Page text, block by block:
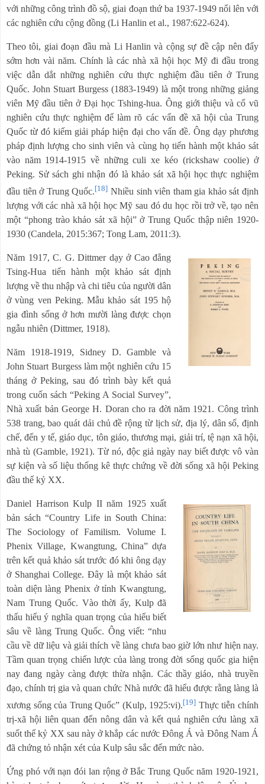
với những công trình đồ sộ, giai đoạn thứ ba 1937-1949 nổi lên với
các nghiên cứu cộng đồng (Li Hanlin et al., 1987:622-624).
Theo tôi, giai đoạn đầu mà Li Hanlin và cộng sự đề cập nên đẩy
sớm hơn vài năm. Chính là các nhà xã hội học Mỹ đi đầu trong
việc dẫn dắt những nghiên cứu thực nghiệm đầu tiên ở Trung
Quốc. John Stuart Burgess (1883-1949) là một trong những giảng
viên Mỹ đầu tiên ở Đại học Tshing-hua. Ông giới thiệu và cổ vũ
nghiên cứu thực nghiệm để làm rõ các vấn đề xã hội của Trung
Quốc từ đó kiếm giải pháp hiện đại cho vấn đề. Ông dạy phương
pháp định lượng cho sinh viên và cùng họ tiến hành một khảo sát
vào năm 1914-1915 về những culi xe kéo (rickshaw coolie) ở
Peking. Sử sách ghi nhận đó là khảo sát xã hội học thực nghiệm
đầu tiên ở Trung Quốc.[18] Nhiều sinh viên tham gia khảo sát định
lượng với các nhà xã hội học Mỹ sau đó du học rồi trở về, tạo nên
một “phong trào khảo sát xã hội” ở Trung Quốc thập niên 1920-
1930 (Candela, 2015:367; Tong Lam, 2011:3).
Năm 1917, C. G. Dittmer dạy ở Cao đẳng
Tsing-Hua tiến hành một khảo sát định
lượng về thu nhập và chi tiêu của người dân
ở vùng ven Peking. Mẫu khảo sát 195 hộ
gia đình sống ở hơn mười làng được chọn
ngẫu nhiên (Dittmer, 1918).
Năm 1918-1919, Sidney D. Gamble và
John Stuart Burgess làm một nghiên cứu 15
tháng ở Peking, sau đó trình bày kết quả
trong cuốn sách “Peking A Social Survey”,
Nhà xuất bản George H. Doran cho ra đời năm 1921. Công trình
538 trang, bao quát dải chủ đề rộng từ lịch sử, địa lý, dân số, định
chế, đến y tế, giáo dục, tôn giáo, thương mại, giải trí, tệ nạn xã hội,
nhà tù (Gamble, 1921). Từ nó, độc giả ngày nay biết được vô vàn
sự kiện và số liệu thống kê thực chứng về đời sống xã hội Peking
đầu thế kỷ XX.
Daniel Harrison Kulp II năm 1925 xuất
bản sách “Country Life in South China:
The Sociology of Familism. Volume I.
Phenix Village, Kwangtung, China” dựa
trên kết quả khảo sát trước đó khi ông dạy
ở Shanghai College. Đây là một khảo sát
toàn diện làng Phenix ở tỉnh Kwangtung,
Nam Trung Quốc. Vào thời ấy, Kulp đã
thấu hiểu ý nghĩa quan trọng của hiểu biết
sâu về làng Trung Quốc. Ông viết: “nhu
cầu về dữ liệu và giải thích về làng chưa bao giờ lớn như hiện nay.
Tầm quan trọng chiến lược của làng trong đời sống quốc gia hiện
nay đang ngày càng được thừa nhận. Các thầy giáo, nhà truyền
đạo, chính trị gia và quan chức Nhà nước đã hiểu được rằng làng là
xương sống của Trung Quốc” (Kulp, 1925:vi).[19] Thực tiễn chính
trị-xã hội liên quan đến nông dân và kết quả nghiên cứu làng xã
suốt thế kỷ XX sau này ở khắp các nước Đông Á và Đông Nam Á
đã chứng tỏ nhận xét của Kulp sâu sắc đến mức nào.
Ứng phó với nạn đói lan rộng ở Bắc Trung Quốc năm 1920-1921,